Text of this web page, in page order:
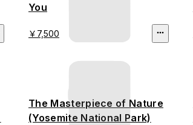
You
￥7,500
The Masterpiece of Nature
(Yosemite National Park)